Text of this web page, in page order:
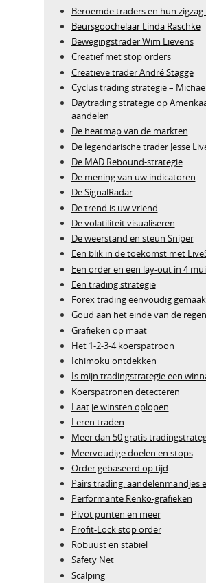
Beroemde traders en hun zigzag
Beursgoochelaar Linda Raschke
Bewegingstrader Wim Lievens
Creatief met stop orders
Creatieve trader André Stagge
Cyclus trading strategie –
Daytrading strategie op
aandelen
De heatmap van de markten
De legendarische trader Jesse
De MAD Rebound-strategie
De mening van uw indicatoren
De SignalRadar
De trend is uw vriend
De volatiliteit visualiseren
De weerstand en steun Sniper
Een blik in de toekomst met
Een order en een lay-out in 4
Een trading strategie
Forex trading eenvoudig
Goud aan het einde van de
Grafieken op maat
Het 1-2-3-4 koerspatroon
Ichimoku ontdekken
Is mijn tradingstrategie een
Koerspatronen detecteren
Laat je winsten oplopen
Leren traden
Meer dan 50 gratis
Meervoudige doelen en stops
Order gebaseerd op tijd
Pairs trading, aandelenmandjes
Performante Renko-grafieken
Pivot punten en meer
Profit-Lock stop order
Robuust en stabiel
Safety Net
Scalping